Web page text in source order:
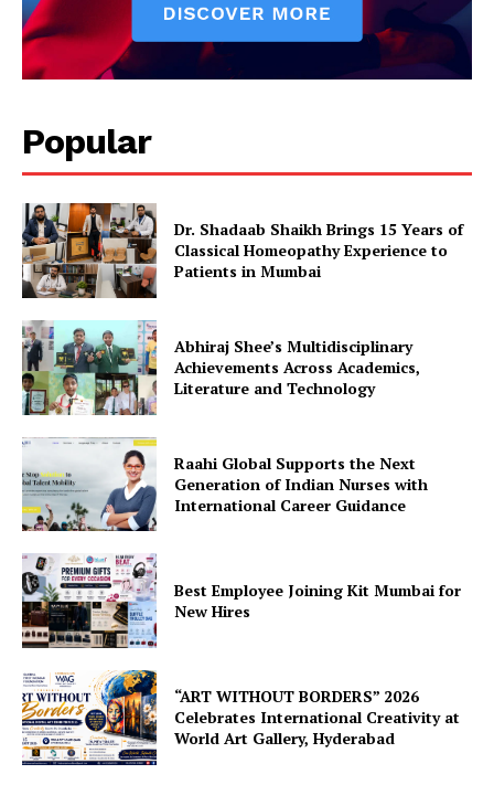
Popular
Dr. Shadaab Shaikh Brings 15 Years of
Classical Homeopathy Experience to
Patients in Mumbai
Abhiraj Shee’s Multidisciplinary
Achievements Across Academics,
Literature and Technology
Raahi Global Supports the Next
Generation of Indian Nurses with
International Career Guidance
Best Employee Joining Kit Mumbai for
New Hires
“ART WITHOUT BORDERS” 2026
Celebrates International Creativity at
World Art Gallery, Hyderabad